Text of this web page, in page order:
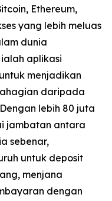
Ethereum,
yang lebih meluas
dunia
ialah aplikasi
menjadikan
daripada
lebih 80 juta
jambatan antara
sebenar,
untuk deposit
menjana
dengan